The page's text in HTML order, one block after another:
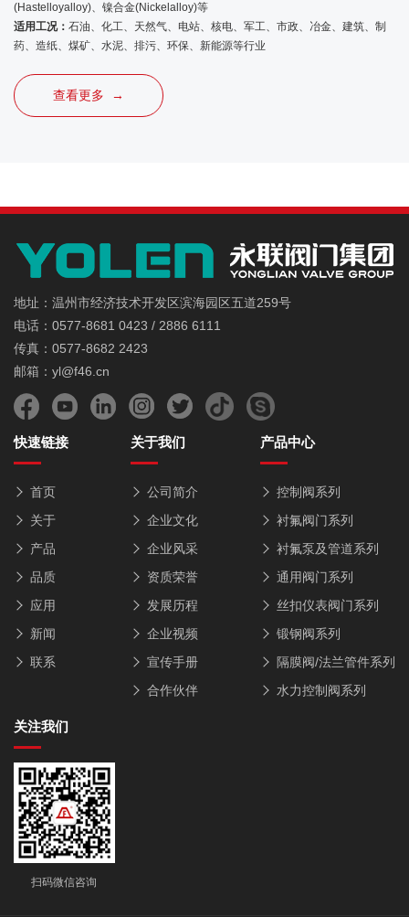
(Hastelloyalloy)、镍合金(Nickelalloy)等
适用工况： 石油、化工、天然气、电站、核电、军工、市政、冶金、建筑、制
药、造纸、煤矿、水泥、排污、环保、新能源等行业
查看更多 →
地址：温州市经济技术开发区滨海园区五道259号
电话：0577-8681 0423 / 2886 6111
传真：0577-8682 2423
邮箱：yl@f46.cn
快速链接
首页
关于
产品
品质
应用
新闻
联系
关于我们
公司简介
企业文化
企业风采
资质荣誉
发展历程
企业视频
宣传手册
合作伙伴
产品中心
控制阀系列
衬氟阀门系列
衬氟泵及管道系列
通用阀门系列
丝扣仪表阀门系列
锻钢阀系列
隔膜阀/法兰管件系列
水力控制阀系列
关注我们
扫码微信咨询